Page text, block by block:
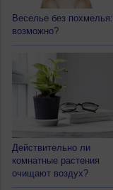
Веселье без похмелья:
возможно?
Действительно ли
комнатные растения
очищают воздух?